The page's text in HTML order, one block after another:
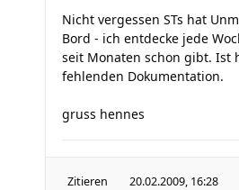
Nicht vergessen STs hat
Bord - ich entdecke jede
seit Monaten schon gibt. Ist
fehlenden Dokumentation.
gruss hennes
Zitieren 20.02.2009, 16:28